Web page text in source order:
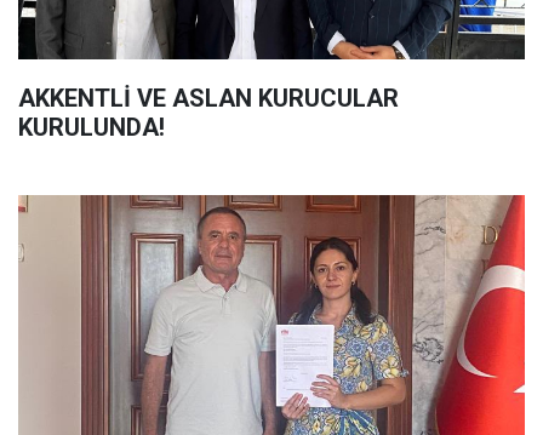
AKKENTLİ VE ASLAN KURUCULAR
KURULUNDA!